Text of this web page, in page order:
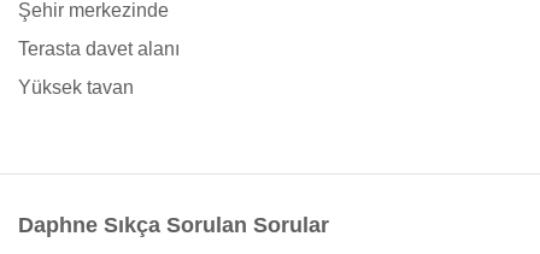
Şehir merkezinde
Terasta davet alanı
Yüksek tavan
Daphne Sıkça Sorulan Sorular